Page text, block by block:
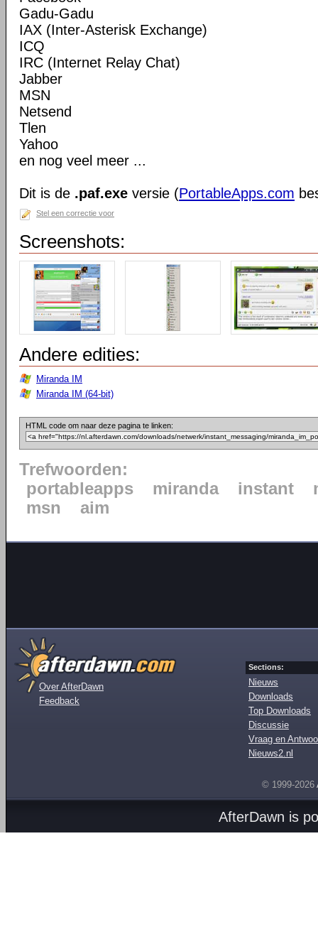
Gadu-Gadu
IAX (Inter-Asterisk Exchange)
ICQ
IRC (Internet Relay Chat)
Jabber
MSN
Netsend
Tlen
Yahoo
en nog veel meer ...
Dit is de .paf.exe versie (PortableApps.com
Stel een correctie voor
Screenshots:
Andere edities:
Miranda IM
Miranda IM (64-bit)
HTML code om naar deze pagina te linken:
Trefwoorden:
portableapps
miranda instant
msn
aim
Over AfterDawn
Feedback
Sections:
Nieuws
Downloads
Top Downloads
Discussie
Vraag en
Nieuws2.nl
© 1999-2026
AfterDawn is